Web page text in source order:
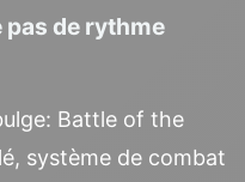
pas de rythme
Battle of the
système de combat